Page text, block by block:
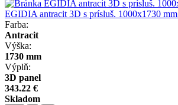
EGIDIA antracit 3D s prísluš. 1000x1730 mm
Farba:
Antracit
Výška:
1730 mm
Výplň:
3D panel
343.22 €
Skladom